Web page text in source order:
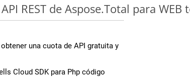
REST de Aspose.Total para WEB
obtener una cuota de API gratuita y
Cloud SDK para Php código